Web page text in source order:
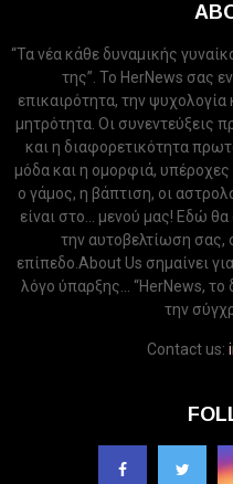
“Τα νέα κάθε δυναμικής
της”. Το HerNews σας
επικαιρότητα, την ψυχολογία
μητρότητα. Οι συνεντεύξεις
και η διαφορετικότητα
μόδα και η ομορφιά,
ο γάμος, η βάπτιση, οι
είναι στο... μενού μας! Εδώ
την αυτοβελτίωση σας,
επίπεδο.About Us σημαίνει
λόγο ύπαρξης... “HerNews, το
την
Contact us: